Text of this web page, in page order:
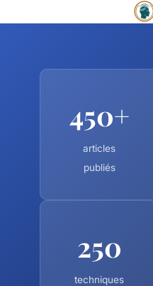
450+
articles
publiés
250
techniques